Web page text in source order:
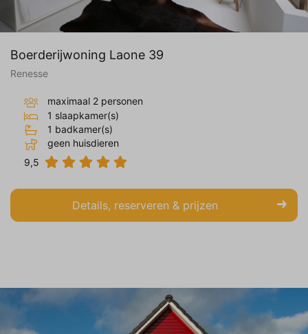
Boerderijwoning Laone 39
Renesse
maximaal 2 personen
1 slaapkamer(s)
1 badkamer(s)
geen huisdieren
9,5
Details, reserveren & prijzen